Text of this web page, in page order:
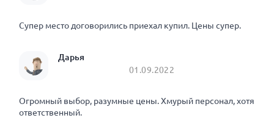
Супер место договорились приехал купил. Цены супер.
Дарья
01.09.2022
Огромный выбор, разумные цены. Хмурый персонал, хотя
ответственный.